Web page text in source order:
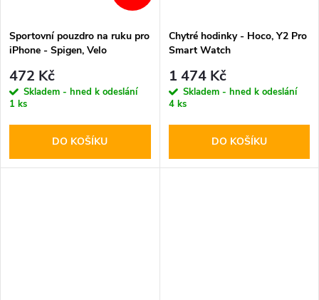
Sportovní pouzdro na ruku pro
iPhone - Spigen, Velo
472 Kč
Skladem - hned k odeslání
1 ks
DO KOŠÍKU
Chytré hodinky - Hoco, Y2 Pro
Smart Watch
1 474 Kč
Skladem - hned k odeslání
4 ks
DO KOŠÍKU